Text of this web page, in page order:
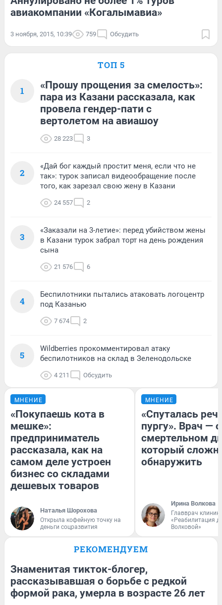
авиакомпании «Когалымавиа»
3 ноября, 2015, 10:39 759 Обсудить
ТОП 5
1
«Прошу прощения за смелость»:
пара из Казани рассказала, как
провела гендер-пати с
вертолетом на авиашоу
28 223 3
2
«Дай бог каждый простит меня, если что не
так»: турок записал видеообращение после
того, как зарезал свою жену в Казани
24 557 2
3
«Заказали на 3-летие»: перед убийством жены
в Казани турок забрал торт на день рождения
сына
21 576 6
4
Беспилотники пытались атаковать логоцентр
под Казанью
7 674 2
5
Wildberries прокомментировал атаку
беспилотников на склад в Зеленодольске
4 211 Обсудить
МНЕНИЕ
«Покупаешь кота в
мешке»:
предприниматель
рассказала, как на
самом деле устроен
бизнес со складами
дешевых товаров
Наталья Шорохова
Открыла кофейную точку на
деньги соцразвития
МНЕНИЕ
«Спуталась
пургу». Врач — о
смертельном
который
обнаружить
Ирина Волкова
Главврач
«Реабилитация
Волковой»
РЕКОМЕНДУЕМ
Знаменитая тикток-блогер,
рассказывавшая о борьбе с редкой
формой рака, умерла в возрасте 26 лет